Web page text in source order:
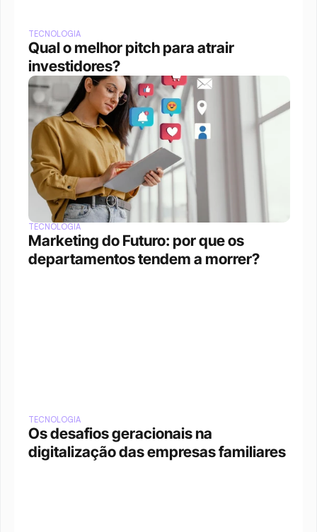
TECNOLOGIA
Qual o melhor pitch para atrair
investidores?
TECNOLOGIA
Marketing do Futuro: por que os
departamentos tendem a morrer?
TECNOLOGIA
Os desafios geracionais na
digitalização das empresas familiares